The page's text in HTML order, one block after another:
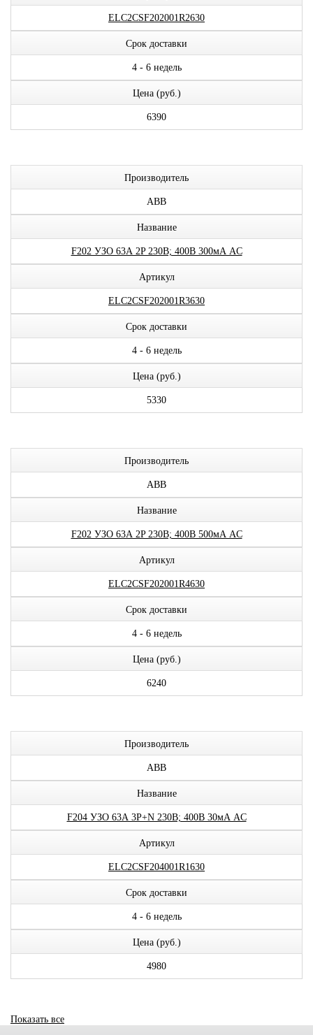
ELC2CSF202001R2630
Срок доставки
4 - 6 недель
Цена (руб.)
6390
Производитель
ABB
Название
F202 УЗО 63А 2P 230В; 400В 300мА AC
Артикул
ELC2CSF202001R3630
Срок доставки
4 - 6 недель
Цена (руб.)
5330
Производитель
ABB
Название
F202 УЗО 63А 2P 230В; 400В 500мА AC
Артикул
ELC2CSF202001R4630
Срок доставки
4 - 6 недель
Цена (руб.)
6240
Производитель
ABB
Название
F204 УЗО 63А 3P+N 230В; 400В 30мА AC
Артикул
ELC2CSF204001R1630
Срок доставки
4 - 6 недель
Цена (руб.)
4980
Показать все